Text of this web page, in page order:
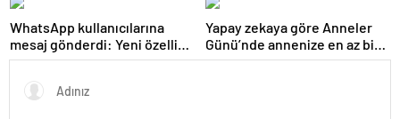
WhatsApp kullanıcılarına
mesaj gönderdi: Yeni özellik
tanımlandı
Yapay zekaya göre Anneler
Günü’nde annenize en az bir
kez vermeniz gereken